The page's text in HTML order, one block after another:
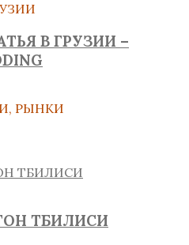
В ГРУЗИИ –
РЫНКИ
ТБИЛИСИ